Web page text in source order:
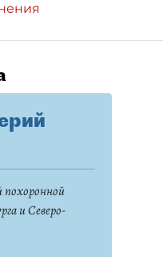
похоронной
и Северо-